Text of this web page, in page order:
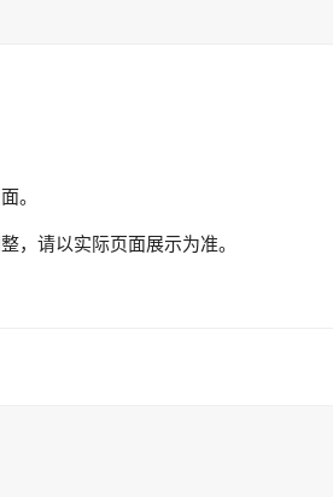
。
，请以实际页面展示为准。